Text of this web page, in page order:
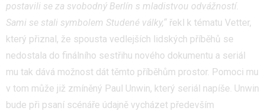
postavili se za svobodný Berlín s mladistvou odvážností.
Sami se stali symbolem Studené války,“ řekl k tématu Vetter,
který přiznal, že spousta vedlejších lidských příběhů se
nedostala do finálního sestřihu nového dokumentu a seriál
mu tak dává možnost dát těmto příběhům prostor. Pomoci mu
v tom může již zmíněný Paul Unwin, který seriál napíše. Unwin
bude při psaní scénáře údajně vycházet především